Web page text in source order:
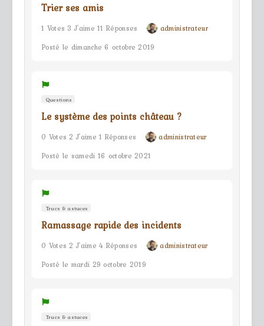
Trier ses amis
1 Votes 3 J'aime 11 Réponses
administrateur
Posté le dimanche 6 octobre 2019
Questions
Le système des points château ?
0 Votes 2 J'aime 1 Réponses
administrateur
Posté le samedi 16 octobre 2021
Trucs & astuces
Ramassage rapide des incidents
0 Votes 2 J'aime 4 Réponses
administrateur
Posté le mardi 29 octobre 2019
Trucs & astuces